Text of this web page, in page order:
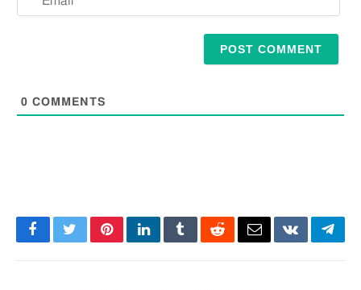
0 COMMENTS
Facebook
TwitterPinterestLinkedInTumblrRedditEmailVKontakte